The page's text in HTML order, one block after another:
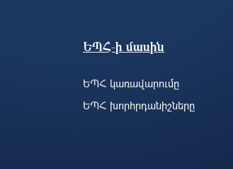
ԵՊՀ-ի մասին
ԵՊՀ կառավարումը
ԵՊՀ խորհրդանիշները